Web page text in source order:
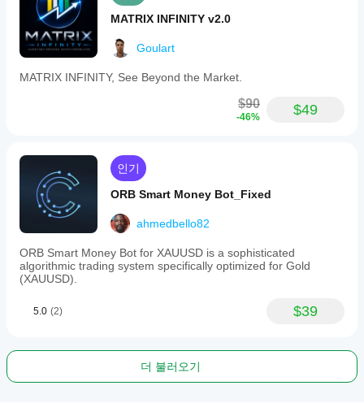
MATRIX INFINITY v2.0
Goulart
MATRIX INFINITY, See Beyond the Market.
$90
-46% $49
인기
ORB Smart Money Bot_Fixed
ahmedbello82
ORB Smart Money Bot for XAUUSD is a sophisticated
algorithmic trading system specifically optimized for Gold
(XAUUSD).
5.0 (2) $39
더 불러오기